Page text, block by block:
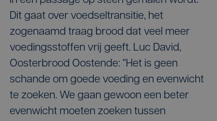
Dit gaat over voedseltransitie, het
zogenaamd traag brood dat veel meer
voedingsstoffen vrij geeft. Luc David,
Oosterbrood Oostende: “Het is geen
schande om goede voeding en evenwicht
te zoeken. We gaan gewoon een beter
evenwicht moeten zoeken tussen